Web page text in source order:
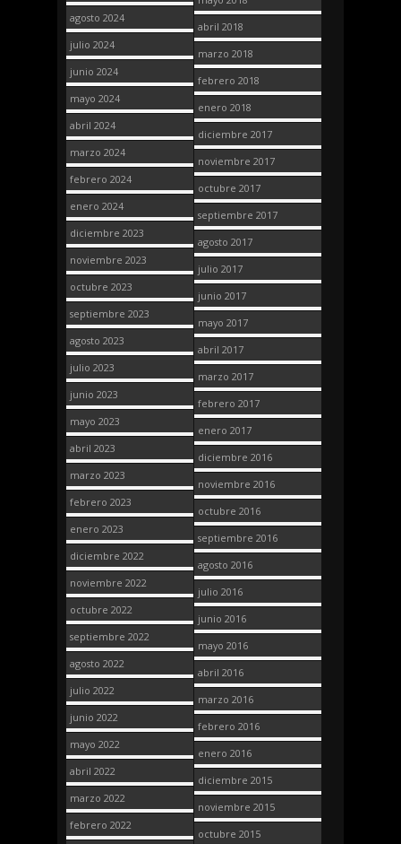
agosto 2024
julio 2024
junio 2024
mayo 2024
abril 2024
marzo 2024
febrero 2024
enero 2024
diciembre 2023
noviembre 2023
octubre 2023
septiembre 2023
agosto 2023
julio 2023
junio 2023
mayo 2023
abril 2023
marzo 2023
febrero 2023
enero 2023
diciembre 2022
noviembre 2022
octubre 2022
septiembre 2022
agosto 2022
julio 2022
junio 2022
mayo 2022
abril 2022
marzo 2022
febrero 2022
abril 2018
marzo 2018
febrero 2018
enero 2018
diciembre 2017
noviembre 2017
octubre 2017
septiembre 2017
agosto 2017
julio 2017
junio 2017
mayo 2017
abril 2017
marzo 2017
febrero 2017
enero 2017
diciembre 2016
noviembre 2016
octubre 2016
septiembre 2016
agosto 2016
julio 2016
junio 2016
mayo 2016
abril 2016
marzo 2016
febrero 2016
enero 2016
diciembre 2015
noviembre 2015
octubre 2015